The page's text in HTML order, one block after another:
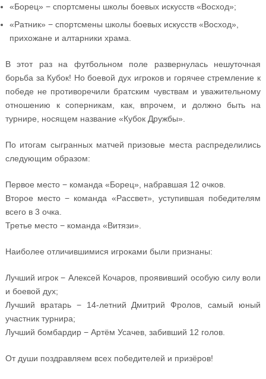
«Борец» − спортсмены школы боевых искусств «Восход»;
«Ратник» − спортсмены школы боевых искусств «Восход»,
прихожане и алтарники храма.
В этот раз на футбольном поле развернулась нешуточная
борьба за Кубок! Но боевой дух игроков и горячее стремление к
победе не противоречили братским чувствам и уважительному
отношению к соперникам, как, впрочем, и должно быть на
турнире, носящем название «Кубок Дружбы».
По итогам сыгранных матчей призовые места распределились
следующим образом:
Первое место − команда «Борец», набравшая 12 очков.
Второе место − команда «Рассвет», уступившая победителям
всего в 3 очка.
Третье место − команда «Витязи».
Наиболее отличившимися игроками были признаны:
Лучший игрок − Алексей Кочаров, проявивший особую силу воли
и боевой дух;
Лучший вратарь − 14-летний Дмитрий Фролов, самый юный
участник турнира;
Лучший бомбардир − Артём Усачев, забивший 12 голов.
От души поздравляем всех победителей и призёров!